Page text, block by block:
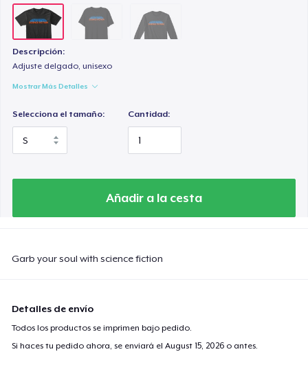
Descripción:
Adjuste delgado, unisexo
Mostrar Más Detalles
Selecciona el tamaño: Cantidad:
Añadir a la cesta
Garb your soul with science fiction
Detalles de envío
Todos los productos se imprimen bajo pedido.
Si haces tu pedido ahora, se enviará elAugust 15, 2026 o antes.